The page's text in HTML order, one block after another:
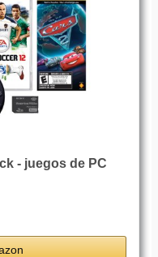
- juegos de PC